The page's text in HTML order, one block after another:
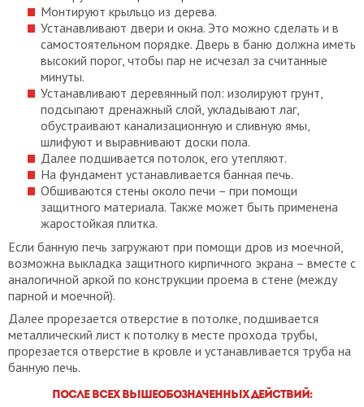
Монтируют крыльцо из дерева.
Устанавливают двери и окна. Это можно сделать и в
самостоятельном порядке. Дверь в баню должна иметь
высокий порог, чтобы пар не исчезал за считанные
минуты.
Устанавливают деревянный пол: изолируют грунт,
подсыпают дренажный слой, укладывают лаг,
обустраивают канализационную и сливную ямы,
шлифуют и выравнивают доски пола.
Далее подшивается потолок, его утепляют.
На фундамент устанавливается банная печь.
Обшиваются стены около печи – при помощи
защитного материала. Также может быть применена
жаростойкая плитка.
Если банную печь загружают при помощи дров из моечной,
возможна выкладка защитного кирпичного экрана – вместе с
аналогичной аркой по конструкции проема в стене (между
парной и моечной).
Далее прорезается отверстие в потолке, подшивается
металлический лист к потолку в месте прохода трубы,
прорезается отверстие в кровле и устанавливается труба на
банную печь.
После всех вышеобозначенных действий: